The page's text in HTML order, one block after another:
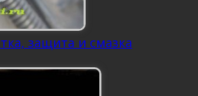
защита и смазка